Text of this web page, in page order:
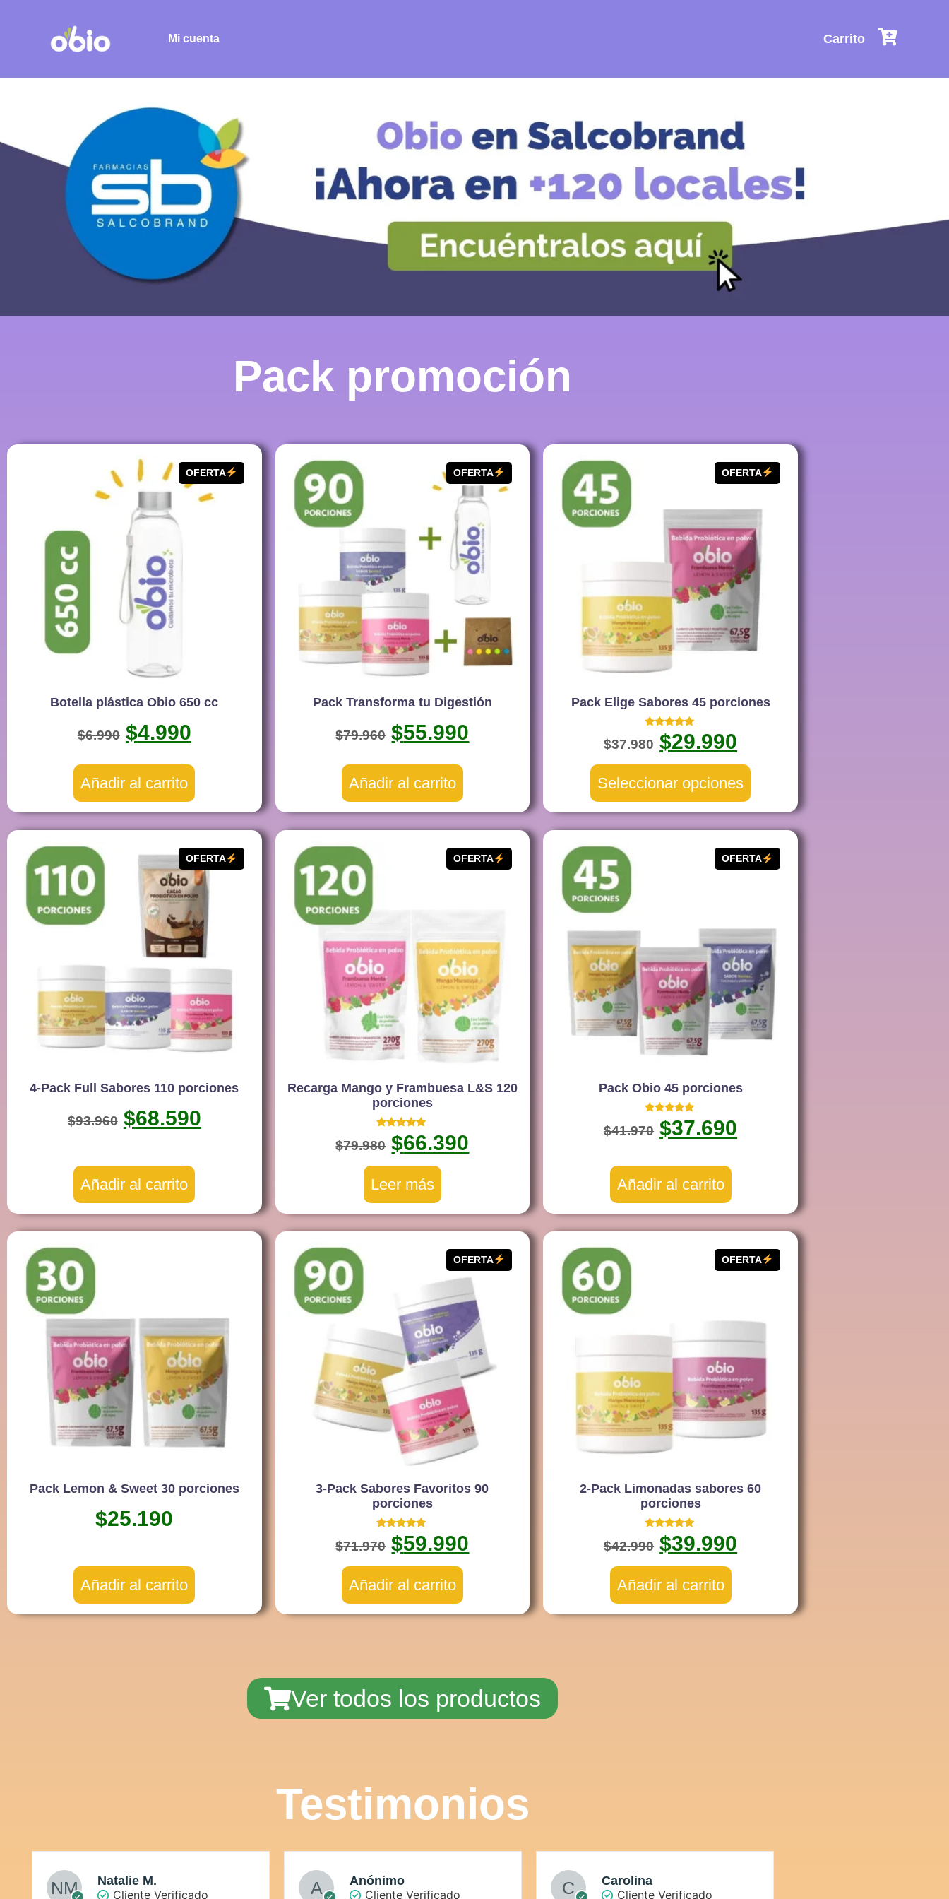
Mi cuenta Carrito
Pack promoción
OFERTA
Botella plástica Obio 650 cc
$6.990 $4.990
Añadir al carrito
OFERTA
Pack Transforma tu Digestión
$79.960 $55.990
Añadir al carrito
OFERTA
Pack Elige Sabores 45 porciones
Valorado
con
5.00
de 5
$37.980 $29.990
Seleccionar opciones
OFERTA
4-Pack Full Sabores 110 porciones
$93.960 $68.590
Añadir al carrito
OFERTA
Recarga Mango y Frambuesa L&S 120
porciones
Valorado
con
5.00
$79.980 $66.390
Leer más
OFERTA
Pack Obio 45 porciones
Valorado
con
5.00
$41.970 $37.690
Añadir al carrito
Pack Lemon & Sweet 30 porciones
$25.190
Añadir al carrito
OFERTA
3-Pack Sabores Favoritos 90
porciones
Valorado
con
5.00
de 5
$71.970 $59.990
Añadir al carrito
OFERTA
2-Pack Limonadas sabores 60
porciones
Valorado
con
4.80
de 5
$42.990 $39.990
Añadir al carrito
Ver todos los productos
Testimonios
Natalie M.
Cliente Verificado
Anónimo
Cliente Verificado
Carolina
Cliente Verificado